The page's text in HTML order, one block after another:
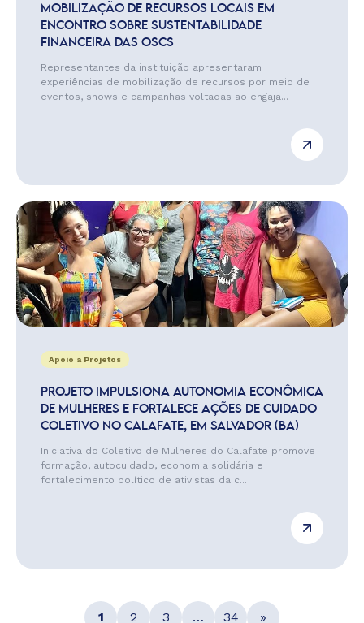
MOBILIZAÇÃO DE RECURSOS LOCAIS EM
ENCONTRO SOBRE SUSTENTABILIDADE
FINANCEIRA DAS OSCS
Representantes da instituição apresentaram
experiências de mobilização de recursos por meio de
eventos, shows e campanhas voltadas ao engaja...
Apoio a Projetos
PROJETO IMPULSIONA AUTONOMIA ECONÔMICA
DE MULHERES E FORTALECE AÇÕES DE CUIDADO
COLETIVO NO CALAFATE, EM SALVADOR (BA)
Iniciativa do Coletivo de Mulheres do Calafate promove
formação, autocuidado, economia solidária e
fortalecimento político de ativistas da c...
1 2 3 … 34 »